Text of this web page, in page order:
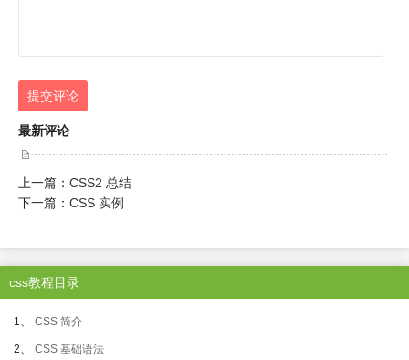
提交评论
最新评论
上一篇： CSS2 总结
下一篇： CSS 实例
css教程目录
1、 CSS 简介
2、 CSS 基础语法